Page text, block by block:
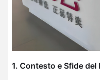
1. Contesto e Sfide del